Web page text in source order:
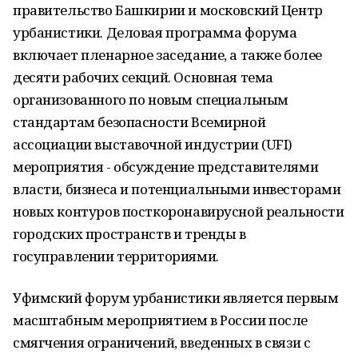
правительство Башкирии и московский Центр
урбанистики. Деловая программа форума
включает пленарное заседание, а также более
десяти рабочих секций. Основная тема
организованного по новым специальным
стандартам безопасности Всемирной
ассоциации выставочной индустрии (UFI)
мероприятия - обсуждение представителями
власти, бизнеса и потенциальными инвесторами
новых контуров посткоронавирусной реальности
городских пространств и тренды в
госуправлении территориями.
Уфимский форум урбанистики является первым
масштабным мероприятием в России после
смягчения ограничений, введенных в связи с